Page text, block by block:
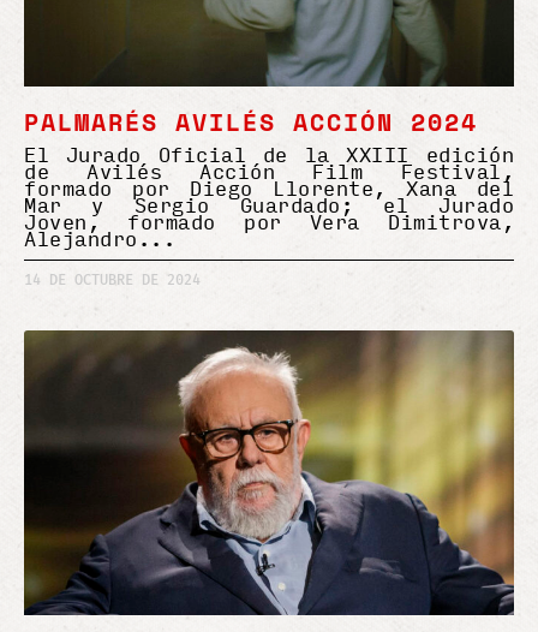
PALMARÉS AVILÉS ACCIÓN 2024
El Jurado Oficial de la XXIII edición
de Avilés Acción Film Festival,
formado por Diego Llorente, Xana del
Mar y Sergio Guardado; el Jurado
Joven, formado por Vera Dimitrova,
Alejandro
14 DE OCTUBRE DE 2024